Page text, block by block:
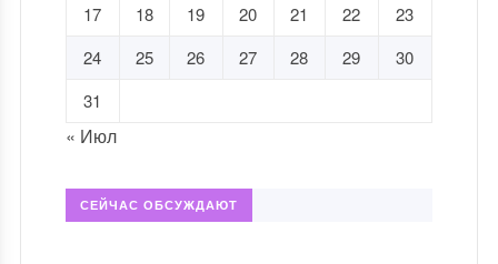
17
18 19 20 21 22
23
24
25 26 27 28 29
30
31
« Июл
СЕЙЧАС ОБСУЖДАЮТ